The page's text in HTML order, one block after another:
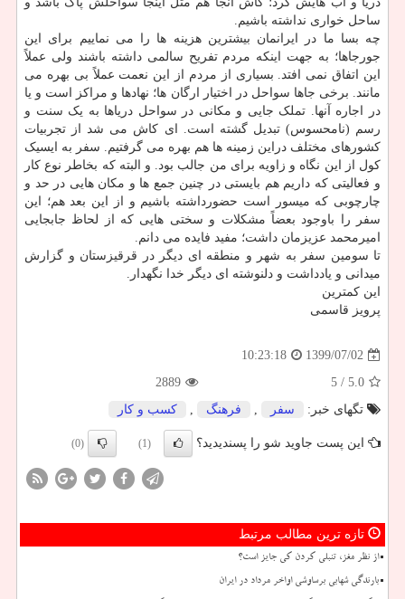
ساحل خواری نداشته باشیم.
چه بسا ما در ایرانمان بیشترین هزینه ها را می نماییم برای این
جورجاها؛ به جهت اینکه مردم تفریح سالمی داشته باشند ولی عملاً
این اتفاق نمی افتد. بسیاری از مردم از این نعمت عملاً بی بهره می
مانند. برخی جاها سواحل در اختیار ارگان ها؛ نهادها و مراکز است و یا
در اجاره آنها. تملک جایی و مکانی در سواحل دریاها به یک سنت و
رسم (نامحسوس) تبدیل گشته است. ای کاش می شد از تجربیات
کشورهای مختلف دراین زمینه ها هم بهره می گرفتیم. سفر به ایسیک
کول از این نگاه و زاویه برای من جالب بود. و البته که بخاطر نوع کار
و فعالیتی که داریم هم بایستی در چنین جمع ها و مکان هایی در حد و
چارچوبی که میسور است حضورداشته باشیم و از این بعد هم؛ این
سفر را باوجود بعضاً مشکلات و سختی هایی که از لحاظ جابجایی
امیرمحمد عزیزمان داشت؛ مفید فایده می دانم.
تا سومین سفر به شهر و منطقه ای دیگر در قرقیزستان و گزارش
میدانی و یادداشت و دلنوشته ای دیگر خدا نگهدار.
این کمترین
پرویز قاسمی
1399/07/02
10:23:18
5.0
/ 5
2889
تگهای خبر:
سفر , فرهنگ , كسب و كار
این پست جاوید شو را پسندیدید؟ (1)
(0)
تازه ترین مطالب مرتبط
از نظر مغز، تنبلی کردن کی جایز است؟
بارندگی شهابی برساوشی اواخر مرداد در ایران